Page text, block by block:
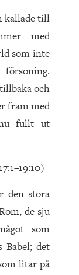
kallade till
med
som inte
och
fram med
fullt ut
den stora
de sju
som
Babel; det
litar på